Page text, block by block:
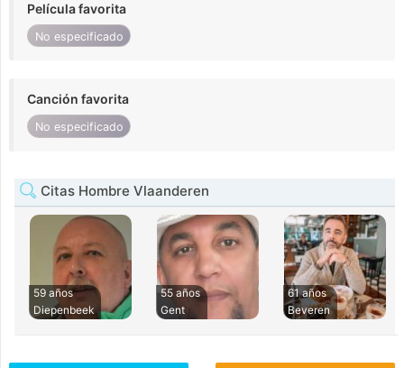
Película favorita
No especificado
Canción favorita
No especificado
Citas Hombre Vlaanderen
59 años
Diepenbeek
55 años
Gent
61 años
Beveren